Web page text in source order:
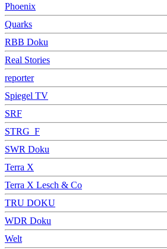
Phoenix
Quarks
RBB Doku
Real Stories
reporter
Spiegel TV
SRF
STRG_F
SWR Doku
Terra X
Terra X Lesch & Co
TRU DOKU
WDR Doku
Welt